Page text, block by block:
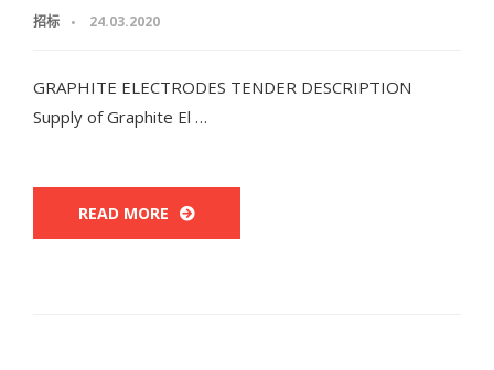
招标 24.03.2020
GRAPHITE ELECTRODES TENDER DESCRIPTION
Supply of Graphite El …
READ MORE